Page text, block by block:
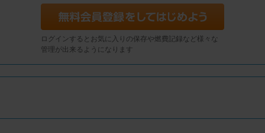
ログインするとお気に入りの保存や燃費記録など様々な
管理が出来るようになります